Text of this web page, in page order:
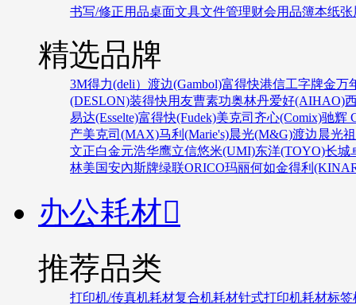
书写/修正用品桌面文具文件管理财会用品簿本纸张
精选品牌
3M得力(deli） 渡边(Gambol)富得快港信工字牌金万
(DESLON)装得快用友曹素功奥林丹爱好(AIHAO)
易达(Esselte)富得快(Fudek)美克司 齐心(Comix)驰辉
产美克司(MAX)马利(Marie's)晨光(M&G)渡边 晨光
文正白金元浩华鹰立信悠米(UMI)东洋(TOYO)长城
林美国安內斯牌绿联ORICO玛丽何如金得利
办公耗材
推荐品类
打印机/传真机耗材复合机耗材针式打印机耗材标签